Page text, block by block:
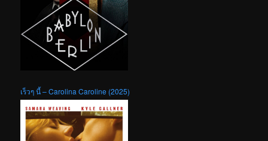
เร็วๆ นี้ – Carolina Caroline (2025)